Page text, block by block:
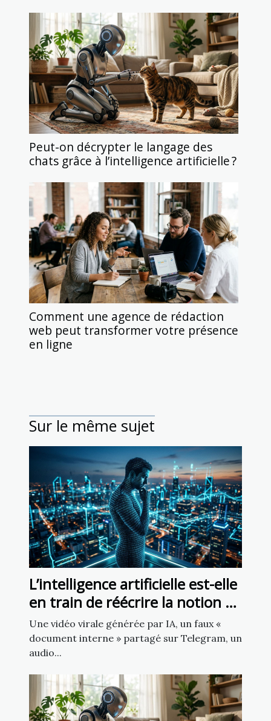
Peut-on décrypter le langage des
chats grâce à l’intelligence artificielle ?
Comment une agence de rédaction
web peut transformer votre présence
en ligne
Sur le même sujet
L’intelligence artificielle est-elle
en train de réécrire la notion de
source fiable ?
Une vidéo virale générée par IA, un faux «
document interne » partagé sur Telegram, un
audio...